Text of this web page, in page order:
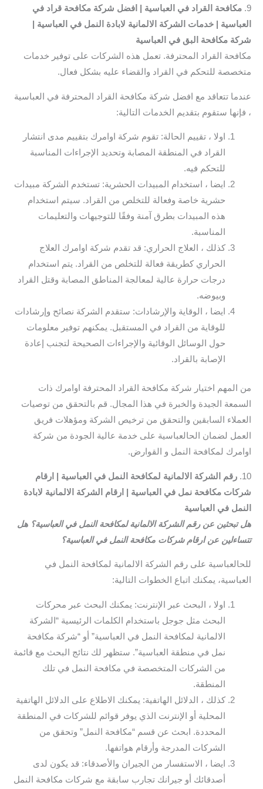
9. مكافحة القراد في العباسية | افضل شركة مكافحة قراد في
العباسية
| خدمات الشركة الالمانية لابادة النمل في العباسية |
شركة مكافحة البق في العباسية
مكافحة القراد المحترفة. تعمل هذه الشركات على توفير خدمات
متخصصة للتحكم في القراد والقضاء عليه بشكل فعال.
عندما تتعاقد مع افضل شركة مكافحة القراد المحترفة في العباسية
، فإنها ستقوم بتقديم الخدمات التالية:
اولا ، تقييم الحالة: تقوم شركة اوامرك بتقييم مدى انتشار
القراد في المنطقة المصابة وتحديد الإجراءات المناسبة
للتحكم فيه.
ايضا ، استخدام المبيدات الحشرية: تستخدم الشركة مبيدات
حشرية خاصة وفعالة للتخلص من القراد. سيتم استخدام
هذه المبيدات بطرق آمنة وفقًا للتوجيهات والتعليمات
المناسبة.
كذلك ، العلاج الحراري: قد تقدم شركة اوامرك العلاج
الحراري كطريقة فعالة للتخلص من القراد. يتم استخدام
درجات حرارة عالية لمعالجة المناطق المصابة وقتل القراد
وبيوضه.
ايضا ، الوقاية والإرشادات: ستقدم الشركة نصائح وإرشادات
للوقاية من القراد في المستقبل. يمكنهم توفير معلومات
حول الوسائل الوقائية والإجراءات الصحيحة لتجنب إعادة
الإصابة بالقراد.
من المهم اختيار شركة مكافحة القراد المحترفة اوامرك ذات
السمعة الجيدة والخبرة في هذا المجال. قم بالتحقق من توصيات
العملاء السابقين والتحقق من ترخيص الشركة ومؤهلات فريق
العمل لضمان الحالعباسية على خدمة عالية الجودة من شركة
اوامرك لمكافحة النمل و القوارض.
10. رقم الشركة الالمانية لمكافحة النمل في العباسية | ارقام
شركات مكافحة نمل في العباسية | ارقام الشركة الالمانية لابادة
النمل في العباسية
هل تبحثين عن رقم الشركة الالمانية لمكافحة النمل في العباسية؟ هل
تتساءلين عن ارقام شركات مكافحة النمل في العباسية؟
للحالعباسية على رقم الشركة الالمانية لمكافحة النمل في
العباسية، يمكنك اتباع الخطوات التالية:
اولا ، البحث عبر الإنترنت: يمكنك البحث عبر محركات
البحث مثل جوجل باستخدام الكلمات الرئيسية “الشركة
الالمانية لمكافحة النمل في العباسية” أو “شركة مكافحة
نمل في منطقة العباسية”. ستظهر لك نتائج البحث مع قائمة
من الشركات المتخصصة في مكافحة النمل في تلك
المنطقة.
كذلك ، الدلائل الهاتفية: يمكنك الاطلاع على الدلائل الهاتفية
المحلية أو الإنترنت الذي يوفر قوائم للشركات في المنطقة
المحددة. ابحث عن قسم “مكافحة النمل” وتحقق من
الشركات المدرجة وأرقام هواتفها.
ايضا ، الاستفسار من الجيران والأصدقاء: قد يكون لدى
أصدقائك أو جيرانك تجارب سابقة مع شركات مكافحة النمل